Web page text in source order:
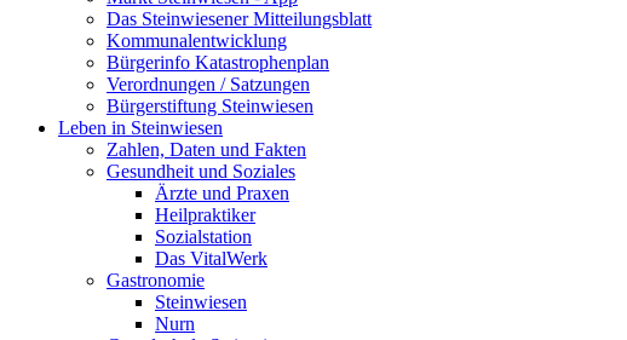
Das Steinwiesener Mitteilungsblatt
Kommunalentwicklung
Bürgerinfo Katastrophenplan
Verordnungen / Satzungen
Bürgerstiftung Steinwiesen
Leben in Steinwiesen
Zahlen, Daten und Fakten
Gesundheit und Soziales
Ärzte und Praxen
Heilpraktiker
Sozialstation
Das VitalWerk
Gastronomie
Steinwiesen
Nurn